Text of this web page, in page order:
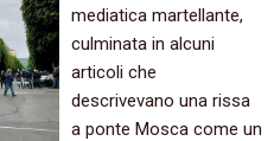
mediatica martellante,
culminata in alcuni
articoli che
descrivevano una rissa
a ponte Mosca come un